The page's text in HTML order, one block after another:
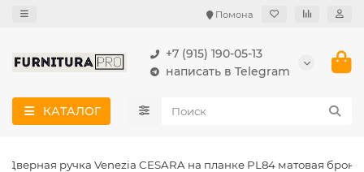
Помона
+7 (915) 190-05-13
написать в Telegram
КАТАЛОГ
Дверная ручка Venezia CESARA на планке PL84 матовая